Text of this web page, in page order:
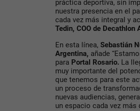
práctica deportiva, sin
nuestra presencia en el
cada vez más integral y
Tedin, COO de Decathlon
En esta línea, Sebastián
Argentina, añade
para Portal Rosario. La
muy importante del
que tenemos para este
un proceso de
nuevas audiencias,
un espacio cada vez más